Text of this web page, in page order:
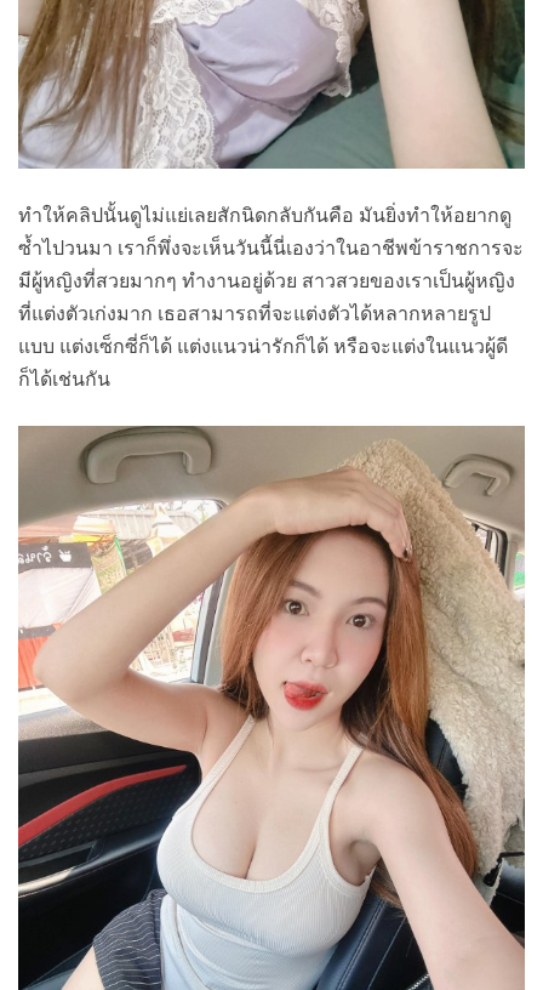
ทำให้คลิปนั้นดูไม่แย่เลยสักนิดกลับกันคือ มันยิ่งทำให้อยากดู
ซ้ำไปวนมา เราก็พึ่งจะเห็นวันนี้นี่เองว่าในอาชีพข้าราชการจะ
มีผู้หญิงที่สวยมากๆ ทำงานอยู่ด้วย สาวสวยของเราเป็นผู้หญิง
ที่แต่งตัวเก่งมาก เธอสามารถที่จะแต่งตัวได้หลากหลายรูป
แบบ แต่งเซ็กซี่ก็ได้ แต่งแนวน่ารักก็ได้ หรือจะแต่งในแนวผู้ดี
ก็ได้เช่นกัน